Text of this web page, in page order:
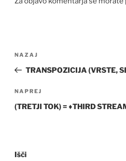
Prejšnji
prispevek
NAZAJ
TRANSPOZICIJA (VRSTE,
Naslednji
prispevek
NAPREJ
(TRETJI TOK) = ♦THIRD
Išči